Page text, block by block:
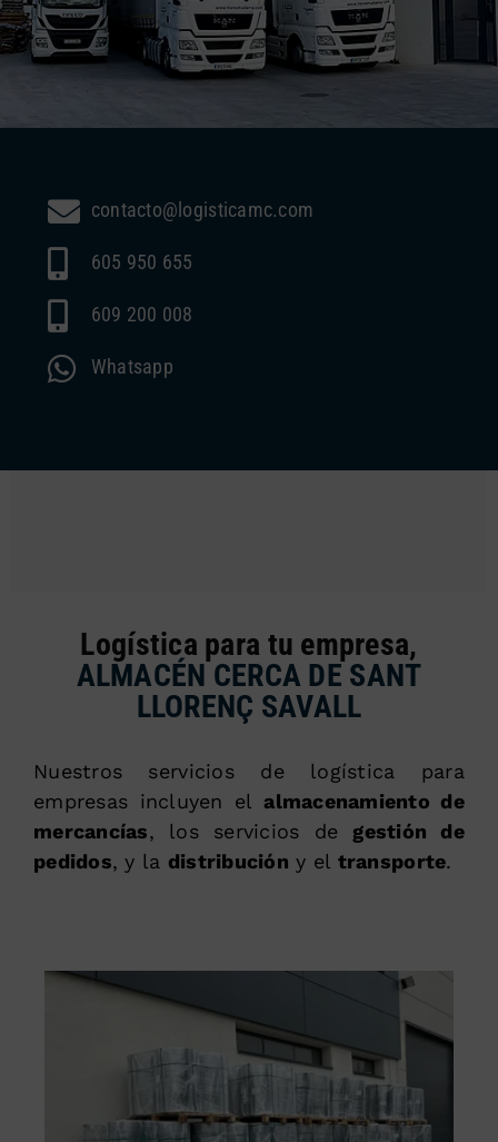
contacto@logisticamc.com
605 950 655
609 200 008
Whatsapp
Logística para tu empresa,
ALMACÉN CERCA DE SANT
LLORENÇ SAVALL
Nuestros servicios de logística para
empresas incluyen elalmacenamiento de
mercancías, los servicios de gestión de
pedidos, y la distribución y el transporte.